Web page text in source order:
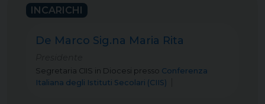
INCARICHI
De Marco Sig.na Maria Rita
Segretaria CIIS in Diocesi presso Conferenza
Italiana degli Istituti Secolari (CIIS)